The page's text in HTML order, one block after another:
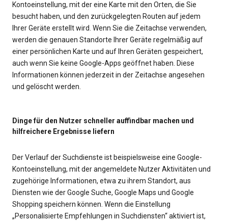
Kontoeinstellung, mit der eine Karte mit den Orten, die Sie
besucht haben, und den zurückgelegten Routen auf jedem
Ihrer Geräte erstellt wird. Wenn Sie die Zeitachse verwenden,
werden die genauen Standorte Ihrer Geräte regelmäßig auf
einer persönlichen Karte und auf Ihren Geräten gespeichert,
auch wenn Sie keine Google-Apps geöffnet haben. Diese
Informationen können jederzeit in der Zeitachse angesehen
und gelöscht werden.
Dinge für den Nutzer schneller auffindbar machen und
hilfreichere Ergebnisse liefern
Der Verlauf der Suchdienste ist beispielsweise eine Google-
Kontoeinstellung, mit der angemeldete Nutzer Aktivitäten und
zugehörige Informationen, etwa zu ihrem Standort, aus
Diensten wie der Google Suche, Google Maps und Google
Shopping speichern können. Wenn die Einstellung
„Personalisierte Empfehlungen in Suchdiensten“ aktiviert ist,